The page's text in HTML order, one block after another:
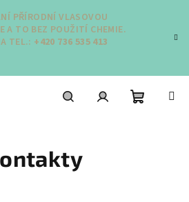
PŘÍRODNÍ VLASOVOU
A TO BEZ POUŽITÍ CHEMIE.
TEL.: +420 736 535 413